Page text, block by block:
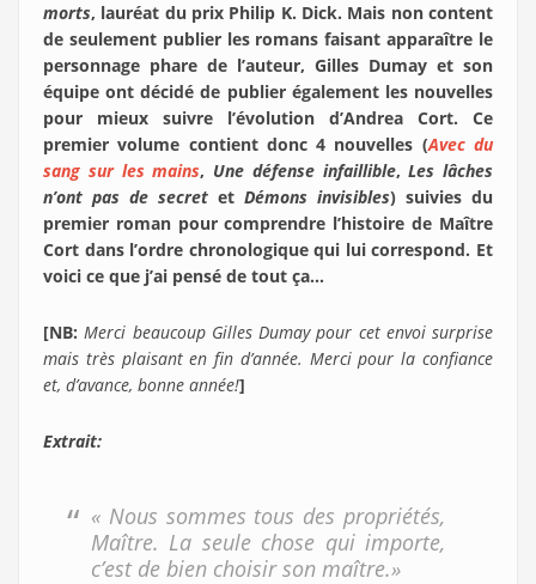
morts, lauréat du prix Philip K. Dick. Mais non content
de seulement publier les romans faisant apparaître le
personnage phare de l’auteur, Gilles Dumay et son
équipe ont décidé de publier également les nouvelles
pour mieux suivre l’évolution d’Andrea Cort. Ce
premier volume contient donc 4 nouvelles (Avec du
sang sur les mains, Une défense infaillible,Les lâches
n’ont pas de secret et Démons invisibles) suivies du
premier roman pour comprendre l’histoire de Maître
Cort dans l’ordre chronologique qui lui correspond. Et
voici ce que j’ai pensé de tout ça…
[NB:Merci beaucoup Gilles Dumay pour cet envoi surprise
mais très plaisant en fin d’année. Merci pour la confiance
et, d’avance, bonne année!]
Extrait:
« Nous sommes tous des propriétés,
Maître. La seule chose qui importe,
c’est de bien choisir son maître.»